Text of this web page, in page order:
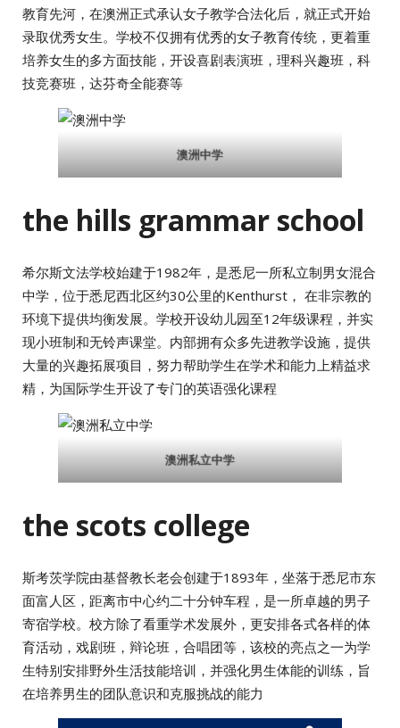
教育先河，在澳洲正式承认女子教学合法化后，就正式开始
录取优秀女生。学校不仅拥有优秀的女子教育传统，更着重
培养女生的多方面技能，开设喜剧表演班，理科兴趣班，科
技竞赛班，达芬奇全能赛等
澳洲中学
the hills grammar school
希尔斯文法学校始建于1982年，是悉尼一所私立制男女混合
中学，位于悉尼西北区约30公里的Kenthurst， 在非宗教的
环境下提供均衡发展。学校开设幼儿园至12年级课程，并实
现小班制和无铃声课堂。内部拥有众多先进教学设施，提供
大量的兴趣拓展项目，努力帮助学生在学术和能力上精益求
精，为国际学生开设了专门的英语强化课程
澳洲私立中学
the scots college
斯考茨学院由基督教长老会创建于1893年，坐落于悉尼市东
面富人区，距离市中心约二十分钟车程，是一所卓越的男子
寄宿学校。校方除了看重学术发展外，更安排各式各样的体
育活动，戏剧班，辩论班，合唱团等，该校的亮点之一为学
生特别安排野外生活技能培训，并强化男生体能的训练，旨
在培养男生的团队意识和克服挑战的能力